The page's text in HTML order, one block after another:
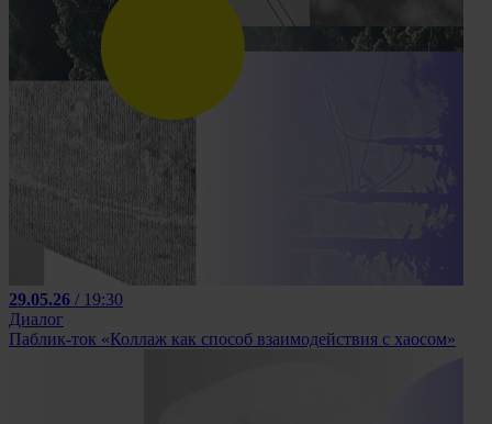
29.05.26 / 19:30
Диалог
Паблик-ток «Коллаж как способ взаимодействия с хаосом»